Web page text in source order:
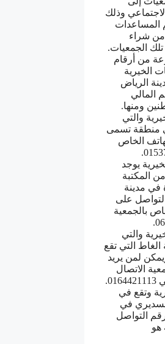
وذلك
المساعدات
من شراء
تلك الجمعيات.
من أرقام
الخيرية
الرياض
المالي
ومنها.
والتي
منطقة تسمى
الخاص
يوجد
المكتبة
في مدينة
على
بالجمعية
والتي
التي تقع
لمن يريد
الاتصال
وتقع في
في
التواصل
هو